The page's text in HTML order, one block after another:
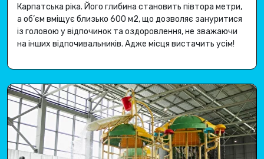
Карпатська ріка. Його глибина становить півтора метри,
а об’єм вміщує близько 600 м2, що дозволяє зануритися
із головою у відпочинок та оздоровлення, не зважаючи
на інших відпочивальників. Адже місця вистачить усім!